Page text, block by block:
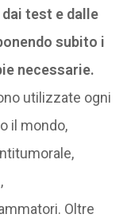
test e dalle
subito i
necessarie.
utilizzate ogni
il mondo,
Oltre